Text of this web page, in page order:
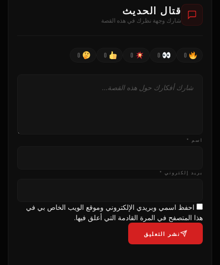
قتال الحديث
شارك وجهة نظرك في هذه القصة
0
0
0
0
0
اسم *
بريد إلكتروني *
احفظ اسمي وبريدي الإلكتروني وموقع الويب الخاص بي في
هذا المتصفح في المرة القادمة التي أعلق فيها.
نشر التعليق